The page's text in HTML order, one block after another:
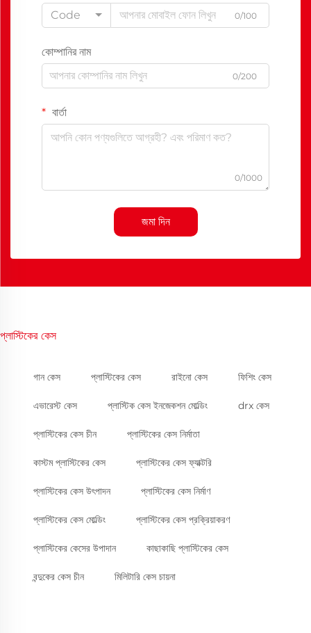
Code
0/100
কোম্পানির নাম
0/200
বার্তা
0/1000
জমা দিন
প্লাস্টিকের কেস
গান কেস প্লাস্টিকের কেস রাইনো কেস ফিশিং কেস
এভারেস্ট কেস প্লাস্টিক কেস ইনজেকশন মোল্ডিং drx কেস
প্লাস্টিকের কেস চীন প্লাস্টিকের কেস নির্মাতা
কাস্টম প্লাস্টিকের কেস প্লাস্টিকের কেস ফ্যাক্টরি
প্লাস্টিকের কেস উৎপাদন প্লাস্টিকের কেস নির্মাণ
প্লাস্টিকের কেস মোল্ডিং প্লাস্টিকের কেস প্রক্রিয়াকরণ
প্লাস্টিকের কেসের উপাদান কাছাকাছি প্লাস্টিকের কেস
বন্দুকের কেস চীন মিলিটারি কেস চায়না